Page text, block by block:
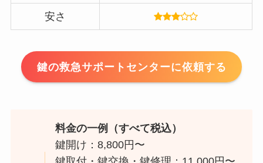
安さ
鍵の救急サポートセンターに依頼する
料金の一例（すべて税込）
鍵開け：8,800円〜